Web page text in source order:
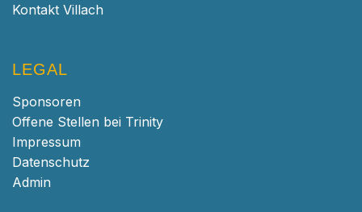
Kontakt Villach
LEGAL
Sponsoren
Offene Stellen bei Trinity
Impressum
Datenschutz
Admin